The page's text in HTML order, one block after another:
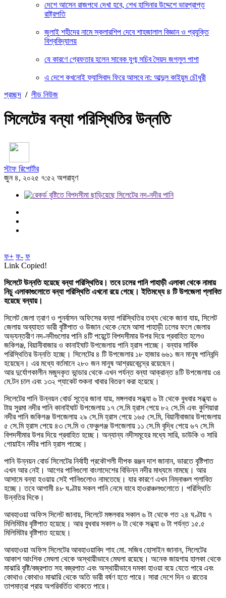
দেশে আসেন রাজপথে দেখা হবে, শেখ হাসিনার উদ্দেশে ভারপ্রাপ্ত
রাষ্ট্রপতি
জুলাই শহীদের নামে স্কলারশিপ দেবে শাহজালাল বিজ্ঞান ও প্রযুক্তি
বিশ্ববিদ্যালয়
যে কারণে গ্রেফতার হলেন সাবেক যুগ্ম সচিব সৈয়দ জগলুল পাশা
এ দেশে কখনোই ফ্যাসিবাদ ফিরে আসবে না: আব্দুল কাইয়ুম চৌধুরী
প্রচ্ছদ / লীড নিউজ
সিলেটের বন্যা পরিস্থিতির উন্নতি
স্টাফ রিপোর্টার
জুন ৪, ২০২৫ ৭:৫২ অপরাহ্ণ
ফ+ ফ- ফ
Link Copied!
সিলেটে উন্নতি হয়েছে বন্যা পরিস্থিতির। তবে ঢলের পানি পাহাড়ী এলাকা থেকে নামায়
নিচু এলাকাগুলোতে বন্যা পরিস্থিতি এখনো রয়ে গেছে। ইতিমধ্যে ৪ টি উপজেলা প্লাবিত
হয়েছে বন্যায়।
সিলেট জেলা ত্রাণ ও পুনর্বাসন অফিসের বন্যা পরিস্থিতির তথ্য থেকে জানা যায়, সিলেট
জেলায় অব্যাহত ভারী বৃষ্টিপাত ও উজান থেকে নেমে আসা পাহাড়ী ঢলের ফলে জেলার
অভ্যন্তরীণ নদ-নদীগুলোর পানি ৪টি পয়েন্টে বিপদসীমার উপর দিয়ে প্রবাহিত হলেও
জকিগঞ্জ, বিয়ানীবাজার ও কানাইঘাট উপজেলায় পানি হ্রাস পাচ্ছে। বন্যার সার্বিক
পরিস্থিতির উন্নতি হচ্ছে। সিলেটের ৪ টি উপজেলার ১৮ হাজার ৬৬১ জন মানুষ পানিবন্দি
হয়েছেন। এর মধ্যে বর্তমানে ২৮০ জন মানুষ আশ্রয়কেন্দ্রে রয়েছেন।
আর দুর্যোগকালীন মজুদকৃত ভান্ডার থেকে এখন পর্যন্ত বন্যা আক্রান্ত ৪টি উপজেলায় ৩৪
মে.টন চাল এবং ১৩২ প্যাকেট শুকনা খাবার বিতরণ করা হয়েছে।
সিলেটের পানি উন্নয়ন বোর্ড সূত্রে জানা যায়, মঙ্গলবার সন্ধ্যা ৬ টা থেকে বুধবার সন্ধ্যা ৬
টায় সুরমা নদীর পানি কানাইঘাট উপজেলায় ১৭ সে.মি হ্রাস পেয়ে ৮২ সে.মি এবং কুশিয়ারা
নদীর পানি জকিগঞ্জ উপজেলায় ২৯ সে.মি হ্রাস পেয়ে ১৬৫ সে.মি, বিয়ানীবাজার উপজেলায়
৫ সে.মি হ্রাস পেয়ে ৪৩ সে.মি ও ফেঞ্চুগঞ্জ উপজেলায় ১১ সে.মি বৃদ্ধি পেয়ে ৬৭ সে.মি
বিপদসীমার উপর দিয়ে প্রবাহিত হচ্ছে। অন্যান্য নদীসমূহের মধ্যে সারি, ডাউকি ও সারি
গোয়াইন নদীর পানি হ্রাস পাচ্ছে।
পানি উন্নয়ন বোর্ড সিলেটের নির্বাহী প্রকৌশলী দীপক রঞ্জন দাশ জানান, ভারতে বৃষ্টিপাত
এখন আর নেই। আগের পানিগুলো বাংলাদেশের বিভিন্ন নদীর মাধ্যমে নামছে। আর
আসামে বন্যা হওয়ায় সেই পানিগুলোও নামতেছে। যার কারণে এখন নিম্নাঞ্চল প্লাবিত
হচ্ছে। তবে আগামী ৪৮ ঘণ্টায় সকল পানি নেমে যাবে হাওরাঞ্চলগুলোতে। পরিস্থিতি
উন্নতির দিকে।
আবহাওয়া অফিস সিলেট জানায়, সিলেটে মঙ্গলবার সকাল ৬ টা থেকে গত ২৪ ঘণ্টায় ৭
মিলিমিটার বৃষ্টিপাত হয়েছে। আর বুধবার সকাল ৬ টা থেকে সন্ধ্যা ৬ টা পর্যন্ত ১৫.৫
মিলিমিটার বৃষ্টিপাত হয়েছে।
আবহাওয়া অফিস সিলেটের আবহাওয়াবিদ শাহ মো. সজিব হোসাইন জানান, সিলেটের
আকাশ আংশিক মেঘলা থেকে অস্থায়ীভাবে মেঘলা রয়েছে। অনেক জায়গায় হালকা থেকে
মাঝারি বৃষ্টি/বজ্রপাত সহ বজ্রপাত এবং অস্থায়ীভাবে দমকা হাওয়া বয়ে যেতে পারে এবং
কোথাও কোথাও মাঝারি থেকে অতি ভারী বর্ষণ হতে পারে। সারা দেশে দিন ও রাতের
তাপমাত্রা প্রায় অপরিবর্তিত থাকতে পারে।